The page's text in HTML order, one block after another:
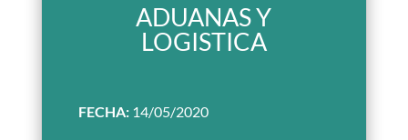
ADUANAS Y
LOGISTICA
FECHA: 14/05/2020